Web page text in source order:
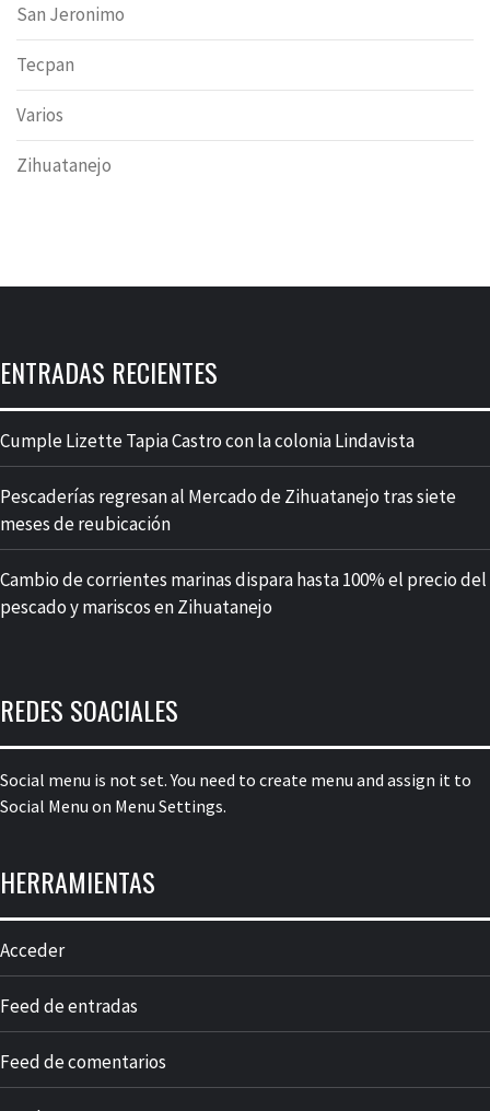
San Jeronimo
Tecpan
Varios
Zihuatanejo
ENTRADAS RECIENTES
Cumple Lizette Tapia Castro con la colonia Lindavista
Pescaderías regresan al Mercado de Zihuatanejo tras siete
meses de reubicación
Cambio de corrientes marinas dispara hasta 100% el precio del
pescado y mariscos en Zihuatanejo
REDES SOACIALES
Social menu is not set. You need to create menu and assign it to
Social Menu on Menu Settings.
HERRAMIENTAS
Acceder
Feed de entradas
Feed de comentarios